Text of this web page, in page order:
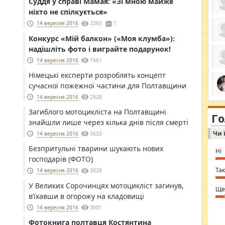
ніхто не спілкується»
14 вересня 2016 3365 1
Конкурс «Мій балкон» («Моя клумба»):
надішліть фото і виграйте подарунок!
14 вересня 2016 7461
Німецькі експерти розроблять концепт
сучасної пожежної частини для Полтавщини
14 вересня 2016 2928
Загиблого мотоцикліста на Полтавщині
знайшли лише через кілька днів після смерті
14 вересня 2016 3633
Безпритульні тварини шукають нових
господарів (ФОТО)
14 вересня 2016 3028
У Великих Сорочинцях мотоцикліст загинув,
в’їхавши в огорожу на кладовищі
14 вересня 2016 3001
Фотокнига полтавця Костянтина
за
ми
in
⇒
Чи
Ні
Так
Ще